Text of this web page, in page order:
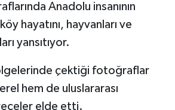
Anadolu insanının
hayatını, hayvanları ve
yansıtıyor.
çektiği fotoğraflar
hem de uluslararası
elde etti.